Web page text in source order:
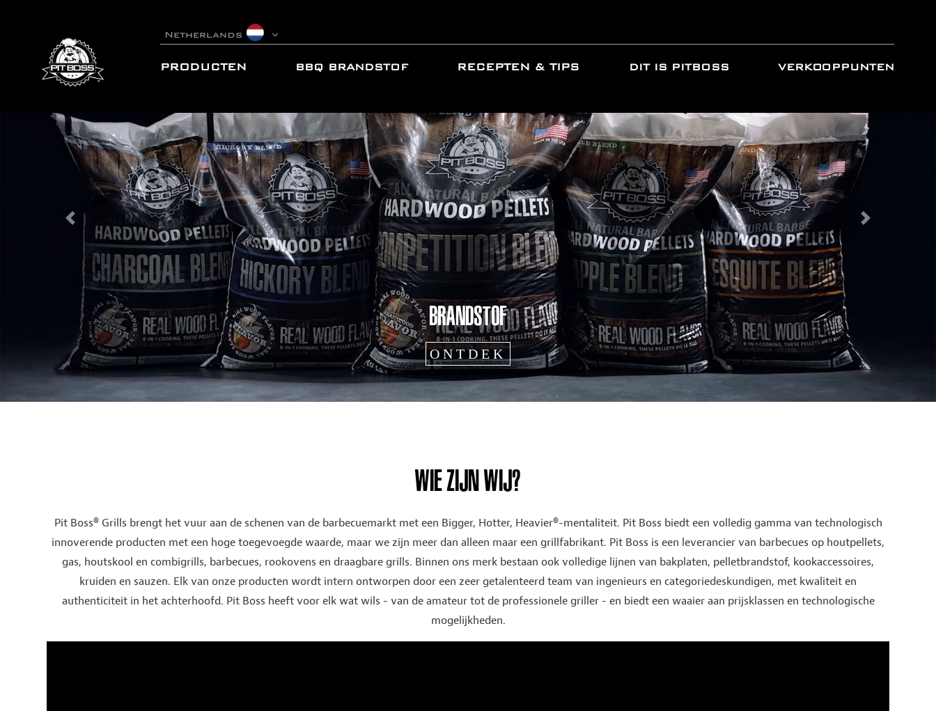
Netherlands
PRODUCTEN BBQ BRANDSTOF RECEPTEN & TIPS DIT IS PITBOSS VERKOOPPUNTEN
Previous Next
WIE ZIJN WIJ?
Pit Boss® Grills brengt het vuur aan de schenen van de barbecuemarkt met een Bigger, Hotter, Heavier®-mentaliteit. Pit Boss biedt een volledig gamma van technologisch
innoverende producten met een hoge toegevoegde waarde, maar we zijn meer dan alleen maar een grillfabrikant. Pit Boss is een leverancier van barbecues op houtpellets,
gas, houtskool en combigrills, barbecues, rookovens en draagbare grills. Binnen ons merk bestaan ook volledige lijnen van bakplaten, pelletbrandstof, kookaccessoires,
kruiden en sauzen. Elk van onze producten wordt intern ontworpen door een zeer getalenteerd team van ingenieurs en categoriedeskundigen, met kwaliteit en
authenticiteit in het achterhoofd. Pit Boss heeft voor elk wat wils - van de amateur tot de professionele griller - en biedt een waaier aan prijsklassen en technologische
mogelijkheden.